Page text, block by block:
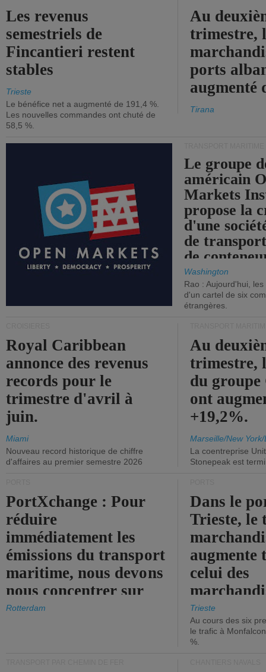
Les revenus
semestriels de
Fincantieri restent
stables
Trieste
Le bénéfice net a augmenté de 191,4 %.
Les nouvelles commandes ont chuté de
58,5 %.
Au
trimestre,
ports
augmenté
Tirana
Le groupe
américain
Markets
propose la
d'une
de
de
Washington
Rao : Aujourd'hui,
d'un cartel de six
étrangères.
Royal Caribbean
annonce des revenus
records pour le
trimestre d'avril à
juin.
Miami
Nouveau record historique de chiffre
d'affaires au premier semestre 2026
Au
trimestre,
du
ont
+19,2%.
Marseille/New
La coentreprise
Stonepeak est
PortXchange : Pour
réduire
immédiatement les
émissions du transport
maritime, nous devons
nous concentrer sur
les ports.
Rotterdam
Dans le
Trieste, le
augmente
celui des
diminue.
Trieste
Au cours des six
le trafic à
%.